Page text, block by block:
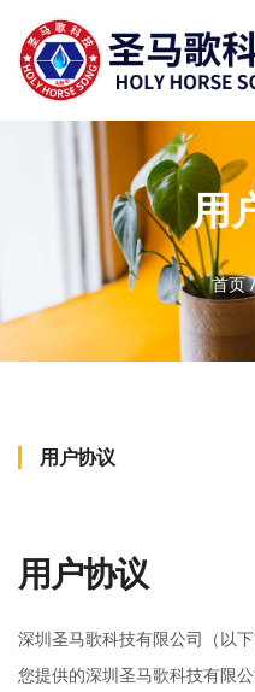
用
首页
用户协议
用户协议
深圳圣马歌科技有限公司（以
您提供的深圳圣马歌科技有限